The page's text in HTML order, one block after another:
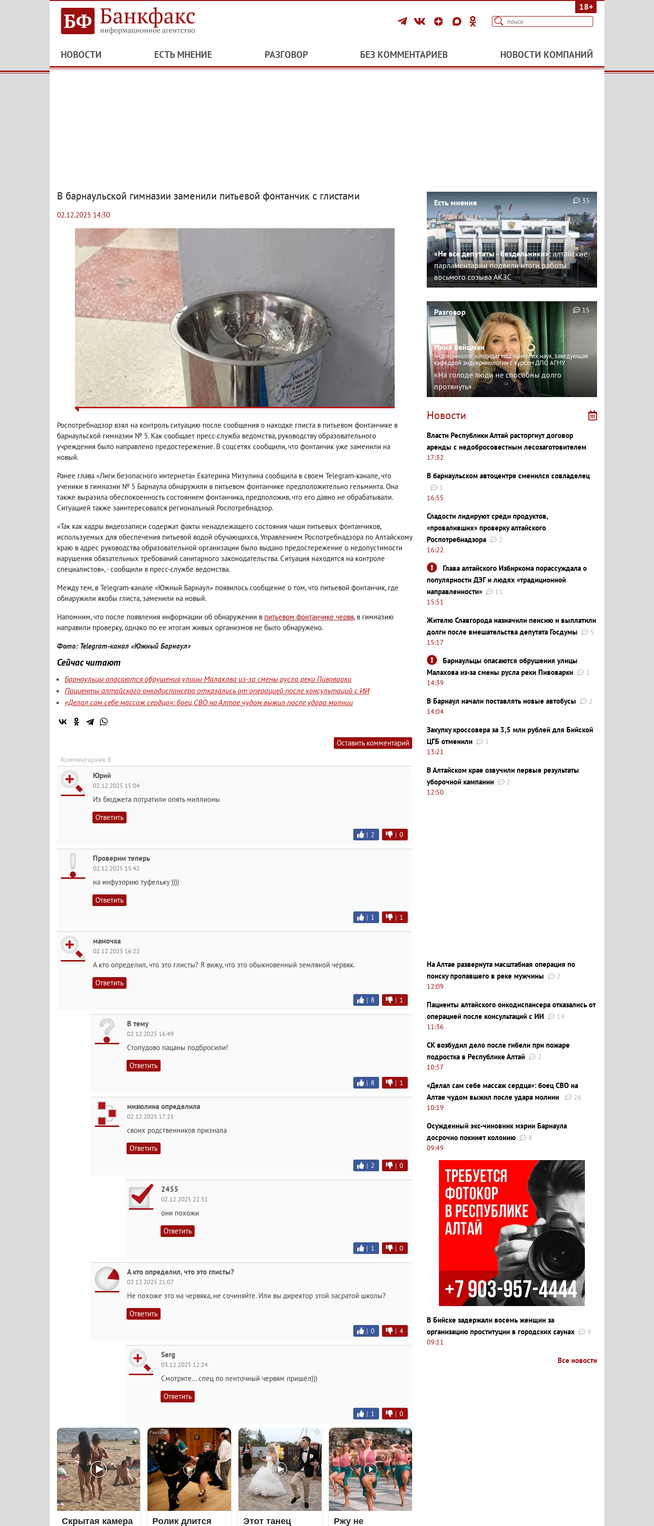
18+
НОВОСТИ ЕСТЬ МНЕНИЕ РАЗГОВОР БЕЗ КОММЕНТАРИЕВ НОВОСТИ КОМПАНИЙ
В барнаульской гимназии заменили питьевой фонтанчик с глистами
02.12.2025 14:30
Роспотребнадзор взял на контроль ситуацию после сообщения о находке глиста в питьевом фонтанчике в
барнаульской гимназии № 5. Как сообщает пресс-служба ведомства, руководству образовательного
учреждения было направлено предостережение. В соцсетях сообщили, что фонтанчик уже заменили на
новый.
Ранее глава «Лиги безопасного интернета» Екатерина Мизулина сообщила в своем Telegram-канале, что
ученики в гимназии № 5 Барнаула обнаружили в питьевом фонтанчике предположительно гельминта. Она
также выразила обеспокоенность состоянием фонтанчика, предположив, что его давно не обрабатывали.
Ситуацией также заинтересовался региональный Роспотребнадзор.
«Так как кадры видеозаписи содержат факты ненадлежащего состояния чаши питьевых фонтанчиков,
используемых для обеспечения питьевой водой обучающихся, Управлением Роспотребнадзора по Алтайскому
краю в адрес руководства образовательной организации было выдано предостережение о недопустимости
нарушения обязательных требований санитарного законодательства. Ситуация находится на контроле
специалистов», - сообщили в пресс-службе ведомства.
Между тем, в Telegram-канале «Южный Барнаул» появилось сообщение о том, что питьевой фонтанчик, где
обнаружили якобы глиста, заменили на новый.
Напомним, что после появления информации об обнаружении в питьевом фонтанчике червя, в гимназию
направили проверку, однако по ее итогам живых организмов не было обнаружено.
Фото: Telegram-канал «Южный Барнаул»
Сейчас читают
Барнаульцы опасаются обрушения улицы Малахова из-за смены русла реки Пивоварки
Пациенты алтайского онкодиспансера отказались от операцией после консультаций с ИИ
«Делал сам себе массаж сердца»: боец СВО на Алтае чудом выжил после удара молнии
Оставить комментарий
Комментариев 8
Юрий
02.12.2025 15:04
Из бюджета потратили опять миллионы
Ответить
| 2 | 0
Проверим теперь
02.12.2025 15:42
на инфузорию туфельку ))))
Ответить
| 1 | 1
мамочка
02.12.2025 16:22
А кто определил, что это глисты? Я вижу, что это обыкновенный земляной червяк.
Ответить
| 8 | 1
В тему
02.12.2025 16:49
Стопудово пацаны подбросили!
Ответить
| 8 | 1
мизюлина определила
02.12.2025 17:21
своих родственников признала
Ответить
| 2 | 0
2455
02.12.2025 22:31
они похожи
Ответить
| 1 | 0
А кто определил, что это глисты?
02.12.2025 21:07
Не похоже это на червяка, не сочиняйте. Или вы директор этой засратой школы?
Ответить
| 0 | 4
Serg
03.12.2025 12:24
Смотрите... спец по ленточный червям пришёл)))
Ответить
| 1 | 0
i
Скрытая камера
i
Ролик длится
i
Этот танец
i
Ржу не
Есть мнение
«Не все депутаты - бездельники»:алтайские
парламентарии подвели итоги работы
восьмого созыва АКЗС
35
Разговор
Инна Вейцман
эндокринолог, кандидат медицинских наук, заведующая
кафедрой эндокринологии с курсом ДПО АГМУ
«На голоде люди не способны долго
протянуть»
15
Новости
Власти Республики Алтай расторгнут договор
аренды с недобросовестным лесозаготовителем
17:32
В барнаульском автоцентре сменился совладелец
1
16:55
Сладости лидируют среди продуктов,
«проваливших» проверку алтайского
Роспотребнадзора
2
16:22
Глава алтайского Избиркома порассуждала о
популярности ДЭГ и людях «традиционной
направленности»
11
15:51
Жителю Славгорода назначили пенсию и выплатили
долги после вмешательства депутата Госдумы
5
15:17
Барнаульцы опасаются обрушения улицы
Малахова из-за смены русла реки Пивоварки
2
14:39
В Барнаул начали поставлять новые автобусы
2
14:04
Закупку кроссовера за 3,5 млн рублей для Бийской
ЦГБ отменили
1
13:21
В Алтайском крае озвучили первые результаты
уборочной кампании
2
12:50
На Алтае развернута масштабная операция по
поиску пропавшего в реке мужчины
2
12:09
Пациенты алтайского онкодиспансера отказались от
операцией после консультаций с ИИ
14
11:36
СК возбудил дело после гибели при пожаре
подростка в Республике Алтай
2
10:57
«Делал сам себе массаж сердца»: боец СВО на
Алтае чудом выжил после удара молнии
26
10:19
Осужденный экс-чиновник мэрии Барнаула
досрочно покинет колонию
8
09:49
В Бийске задержали восемь женщин за
организацию проституции в городских саунах
9
09:11
Все новости